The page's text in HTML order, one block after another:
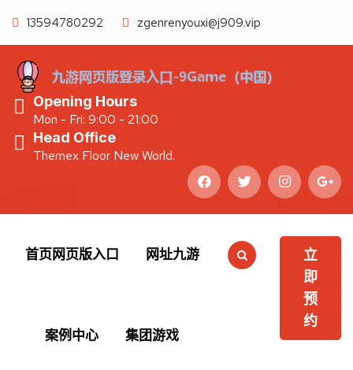
13594780292 zgenrenyouxi@j909.vip
Opening Hours
Mon - Fri: 9:00 - 21:00
Head Office
Themex Floor New World.
首页网页版入口 网址九游
案例中心 集团游戏
立
即
预
约
首页 集团游戏